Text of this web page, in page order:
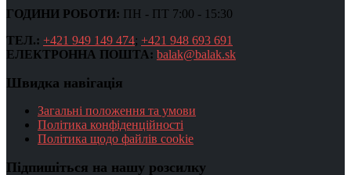
ГОДИНИ РОБОТИ: ПН - ПТ 7:00 - 15:30
ТЕЛ.: +421 949 149 474; +421 948 693 691
ЕЛЕКТРОННА ПОШТА: balak@balak.sk
Швидка навігація
Загальні положення та умови
Політика конфіденційності
Політика щодо файлів cookie
Підпишіться на нашу розсилку